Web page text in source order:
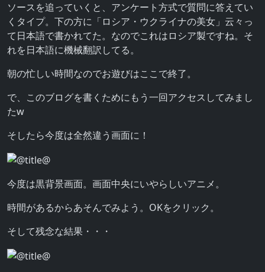
ソースを追っていくと、アンケート方式で質問に答えてい
くタイプ。下の方に「ロシア・ウクライナの美女」云々っ
て日本語で書かれてた。なのでこれはロシア製ですね。そ
れを日本語に機械翻訳してる。
朝の忙しい時間なのでお遊びはここで終了。
で、このブログを書くためにもう一回アクセスしてみまし
たw
そしたら今度は全然違う画面に！
今度は黒背景画面。画面中央にいやらしいアニメ。
時間があるからあそんでみよう。OKをクリック。
そして残念な結果・・・